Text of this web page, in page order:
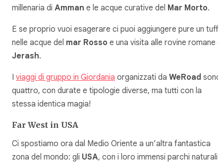
millenaria di Amman e le acque curative del Mar Morto.
E se proprio vuoi esagerare ci puoi aggiungere pure un
nelle acque del mar Rosso e una visita alle rovine romane
Jerash.
I viaggi di gruppo in Giordania organizzati da WeRoad sono
quattro, con durate e tipologie diverse, ma tutti con la
stessa identica magia!
Far West in USA
Ci spostiamo ora dal Medio Oriente a un’altra fantastica
zona del mondo: gli USA, con i loro immensi parchi naturali